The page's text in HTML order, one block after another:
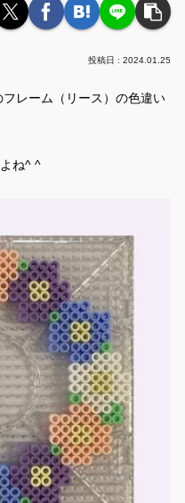
2024.01.25
レーム（リース）の色違い
ね^ ^